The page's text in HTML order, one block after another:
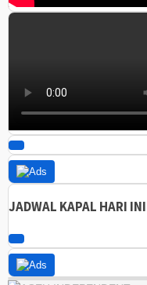
JADWAL KAPAL HARI INI